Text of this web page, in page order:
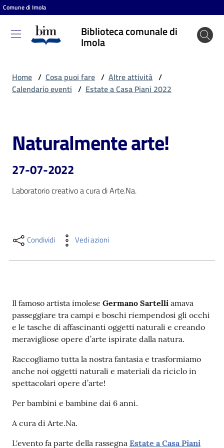
Vai al contenuto
Vai alla navigazione
Vai al footer
Comune di Imola
Biblioteca comunale di
Imola
Biblioteca
comunale
Cosa
puoi
fare
contenuti
Casa
Piani
Archivio
storico
Home / Cosa puoi fare / Altre attività /
Calendario eventi / Estate a Casa Piani 2022
Salta al contenuto
Naturalmente arte!
27-07-2022
Laboratorio creativo a cura di Arte.Na.
Condividi Vedi azioni
Il famoso artista imolese Germano Sartelli amava
passeggiare tra campi e boschi riempendosi gli occhi
e le tasche di affascinanti oggetti naturali e creando
meravigliose opere d’arte ispirate dalla natura.
Raccogliamo tutta la nostra fantasia e trasformiamo
anche noi oggetti naturali e materiali da riciclo in
spettacolari opere d’arte!
Per bambini e bambine dai 6 anni.
A cura di Arte.Na.
L'evento fa parte della rassegna Estate a Casa Piani